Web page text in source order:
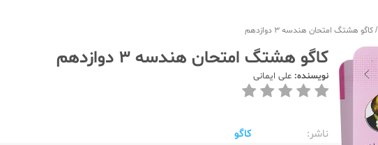
/کاگو هشتگ امتحان هندسه 3 دوازدهم
کاگو هشتگ امتحان هندسه 3 دوازدهم
نویسنده: علی ایمانی
ناشر:‌
کاگو